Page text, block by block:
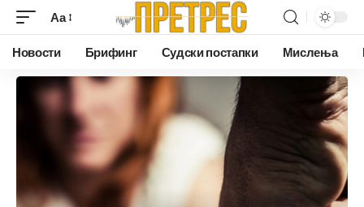
Аа
Новости Брифинг Судски постапки Мислења